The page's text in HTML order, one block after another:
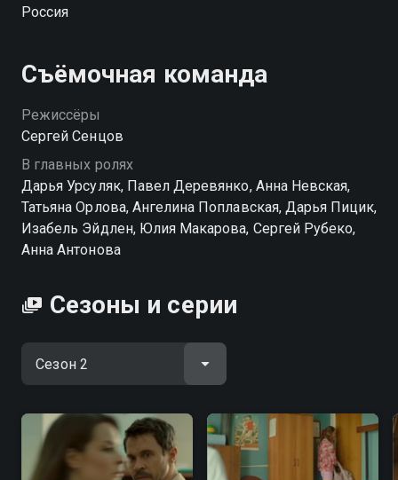
качестве на hophop.tv
Россия
Съёмочная команда
Режиссёры
Сергей Сенцов
В главных ролях
Дарья Урсуляк, Павел Деревянко, Анна Невская,
Татьяна Орлова, Ангелина Поплавская, Дарья Пицик,
Изабель Эйдлен, Юлия Макарова, Сергей Рубеко,
Анна Антонова
Сезоны и серии